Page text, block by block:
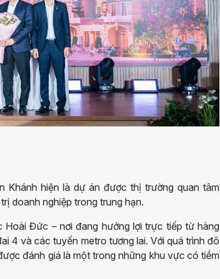
Khánh hiện là dự án được thị trường quan tâm
doanh nghiệp trong trung hạn.
Đức – nơi đang hưởng lợi trực tiếp từ hàng
4 và các tuyến metro tương lai. Với quá trình đô
đánh giá là một trong những khu vực có tiềm